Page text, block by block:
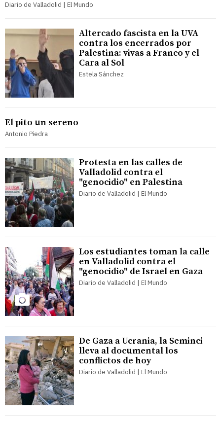
Diario de Valladolid | El Mundo
Altercado fascista en la UVA
contra los encerrados por
Palestina: vivas a Franco y el
Cara al Sol
Estela Sánchez
El pito un sereno
Antonio Piedra
Protesta en las calles de
Valladolid contra el
"genocidio" en Palestina
Diario de Valladolid | El Mundo
Los estudiantes toman la calle
en Valladolid contra el
"genocidio" de Israel en Gaza
Diario de Valladolid | El Mundo
De Gaza a Ucrania, la Seminci
lleva al documental los
conflictos de hoy
Diario de Valladolid | El Mundo